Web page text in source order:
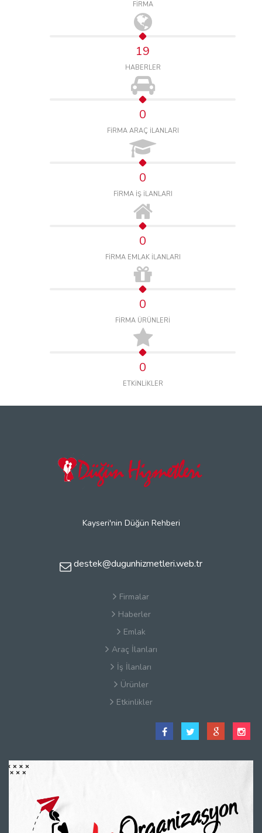
FİRMA
19
HABERLER
0
FİRMA ARAÇ İLANLARI
0
FİRMA İŞ İLANLARI
0
FİRMA EMLAK İLANLARI
0
FİRMA ÜRÜNLERİ
0
ETKİNLİKLER
Kayseri'nin Düğün Rehberi
destek@dugunhizmetleri.web.tr
Firmalar
Haberler
Emlak
Araç İlanları
İş İlanları
Ürünler
Etkinlikler
Satış Sözleşmesi
Hakkımızda
İletişim